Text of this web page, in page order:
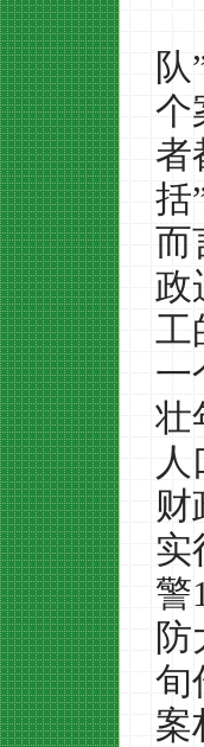
队
个
者
括
而
政
工
一
壮
人
财
实
警
防
旬
案